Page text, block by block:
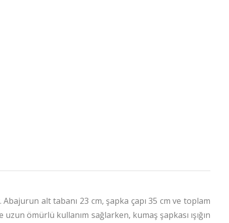
alt tabanı 23 cm, şapka çapı 35 cm ve toplam
ömürlü kullanım sağlarken, kumaş şapkası ışığın